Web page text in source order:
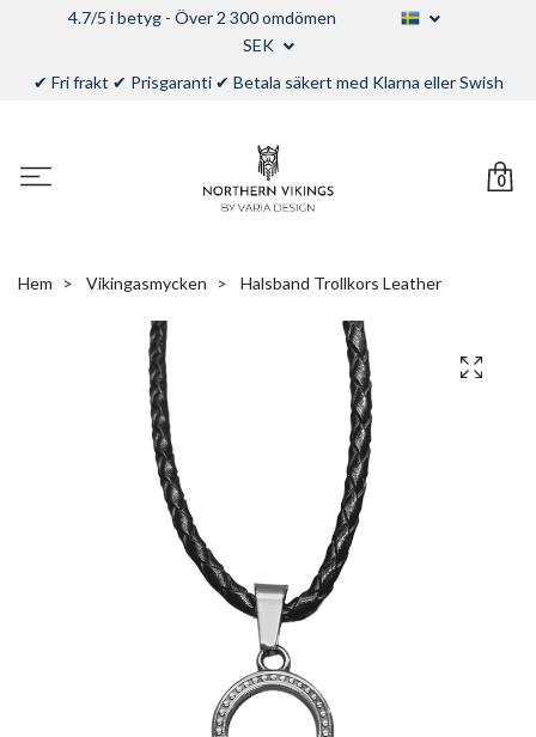
4.7/5 i betyg - Över 2 300 omdömen
SEK
✔ Fri frakt ✔ Prisgaranti ✔ Betala säkert med Klarna eller Swish
0
Hem Vikingasmycken Halsband Trollkors Leather